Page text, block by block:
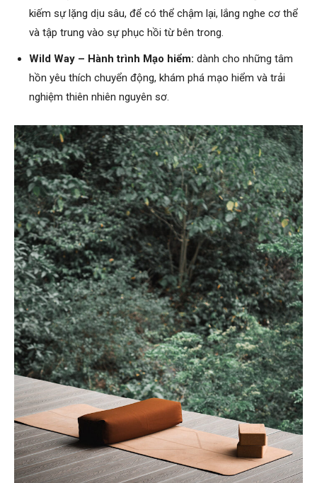
kiếm sự lặng dịu sâu, để có thể chậm lại, lắng nghe cơ thể
và tập trung vào sự phục hồi từ bên trong.
Wild Way – Hành trình Mạo hiểm: dành cho những tâm
hồn yêu thích chuyển động, khám phá mạo hiểm và trải
nghiệm thiên nhiên nguyên sơ.